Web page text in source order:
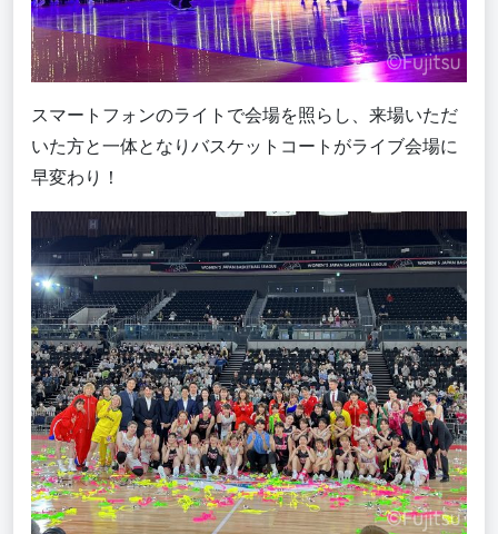
スマートフォンのライトで会場を照らし、来場いただ
いた方と一体となりバスケットコートがライブ会場に
早変わり！